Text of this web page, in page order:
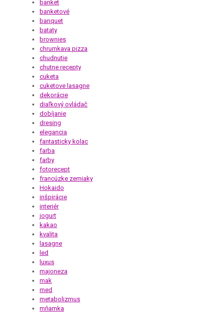
banket
banketové
banquet
bataty
brownies
chrumkava pizza
chudnutie
chutne recepty
cuketa
cuketove lasagne
dekorácie
diaľkový ovládač
dobíjanie
dresing
elegancia
fantasticky kolac
farba
farby
fotorecept
francúzke zemiaky
Hokaido
inšpirácie
interiér
jogurt
kakao
kvalita
lasagne
led
luxus
majoneza
mak
med
metabolizmus
mňamka